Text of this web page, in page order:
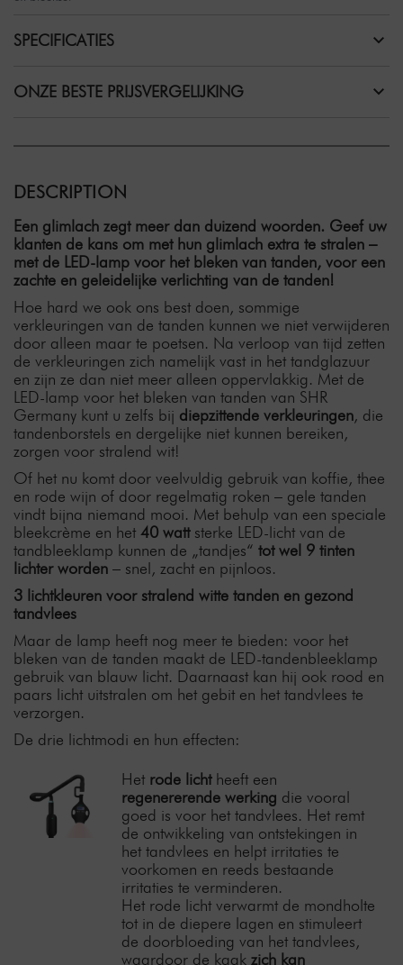
SPECIFICATIES
ONZE BESTE PRIJSVERGELIJKING
DESCRIPTION
Een glimlach zegt meer dan duizend woorden. Geef uw
klanten de kans om met hun glimlach extra te stralen –
met de LED-lamp voor het bleken van tanden, voor een
zachte en geleidelijke verlichting van de tanden!
Hoe hard we ook ons best doen, sommige
verkleuringen van de tanden kunnen we niet verwijderen
door alleen maar te poetsen. Na verloop van tijd zetten
de verkleuringen zich namelijk vast in het tandglazuur
en zijn ze dan niet meer alleen oppervlakkig. Met de
LED-lamp voor het bleken van tanden van SHR
Germany kunt u zelfs bij diepzittende verkleuringen, die
tandenborstels en dergelijke niet kunnen bereiken,
zorgen voor stralend wit!
Of het nu komt door veelvuldig gebruik van koffie, thee
en rode wijn of door regelmatig roken – gele tanden
vindt bijna niemand mooi. Met behulp van een speciale
bleekcrème en het 40 wattsterke LED-licht van de
tandbleeklamp kunnen de „tandjes“ tot wel 9 tinten
lichter worden – snel, zacht en pijnloos.
3 lichtkleuren voor stralend witte tanden en gezond
tandvlees
Maar de lamp heeft nog meer te bieden: voor het
bleken van de tanden maakt de LED-tandenbleeklamp
gebruik van blauw licht. Daarnaast kan hij ook rood en
paars licht uitstralen om het gebit en het tandvlees te
verzorgen.
De drie lichtmodi en hun effecten:
Het rode lichtheeft een
regenererende werking die vooral
goed is voor het tandvlees. Het remt
de ontwikkeling van ontstekingen in
het tandvlees en helpt irritaties te
voorkomen en reeds bestaande
irritaties te verminderen.
Het rode licht verwarmt de mondholte
tot in de diepere lagen en stimuleert
de doorbloeding van het tandvlees,
waardoor de kaak zich kan